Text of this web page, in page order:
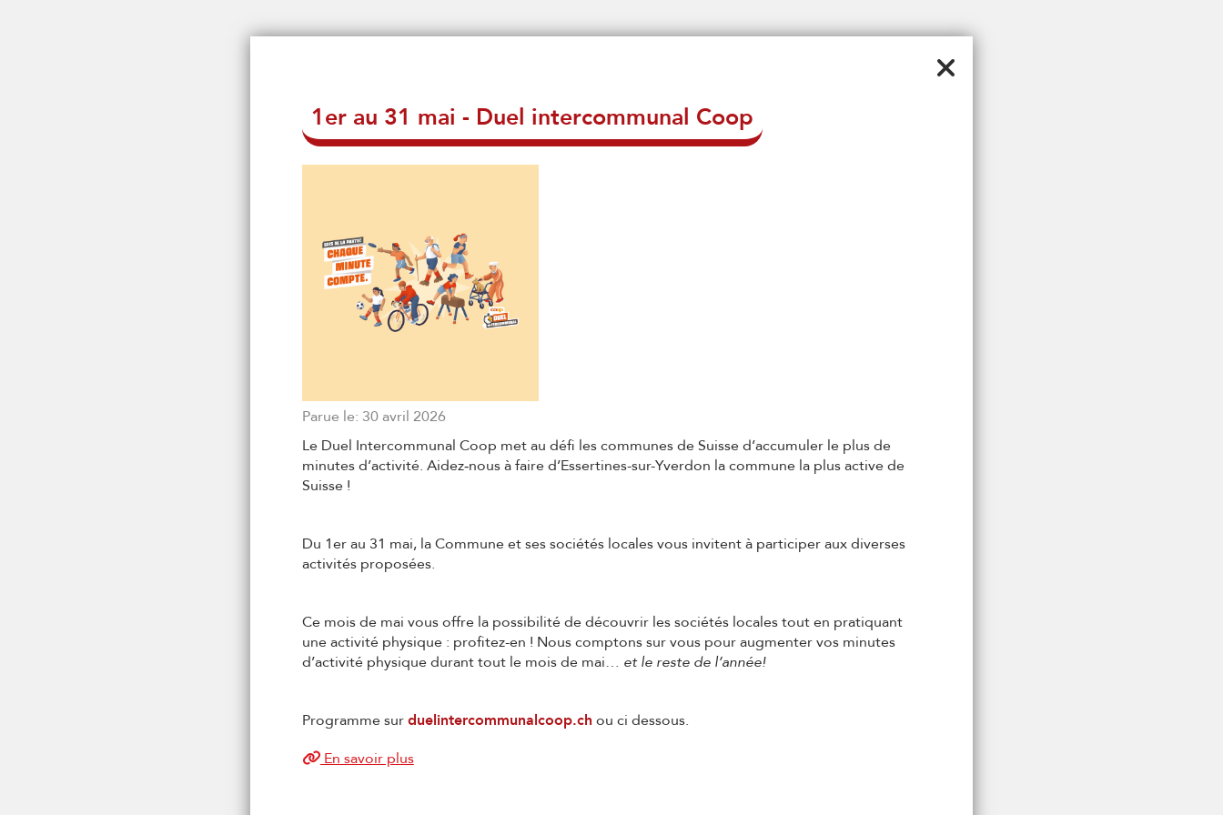
1er au 31 mai - Duel intercommunal Coop
Parue le: 30 avril 2026
Le Duel Intercommunal Coop met au défi les communes de Suisse d’accumuler le plus de
minutes d’activité. Aidez‑nous à faire d’Essertines-sur-Yverdon la commune la plus active de
Suisse !
Du 1er au 31 mai, la Commune et ses sociétés locales vous invitent à participer aux diverses
activités proposées.
Ce mois de mai vous offre la possibilité dedécouvrir les sociétés locales tout en pratiquant
une activité physique : profitez-en ! Nous comptons sur vous pour augmenter vos minutes
d’activité physique durant tout le mois de mai… et le reste de l’année!
Programme surduelintercommunalcoop.ch ou ci dessous.
En savoir plus